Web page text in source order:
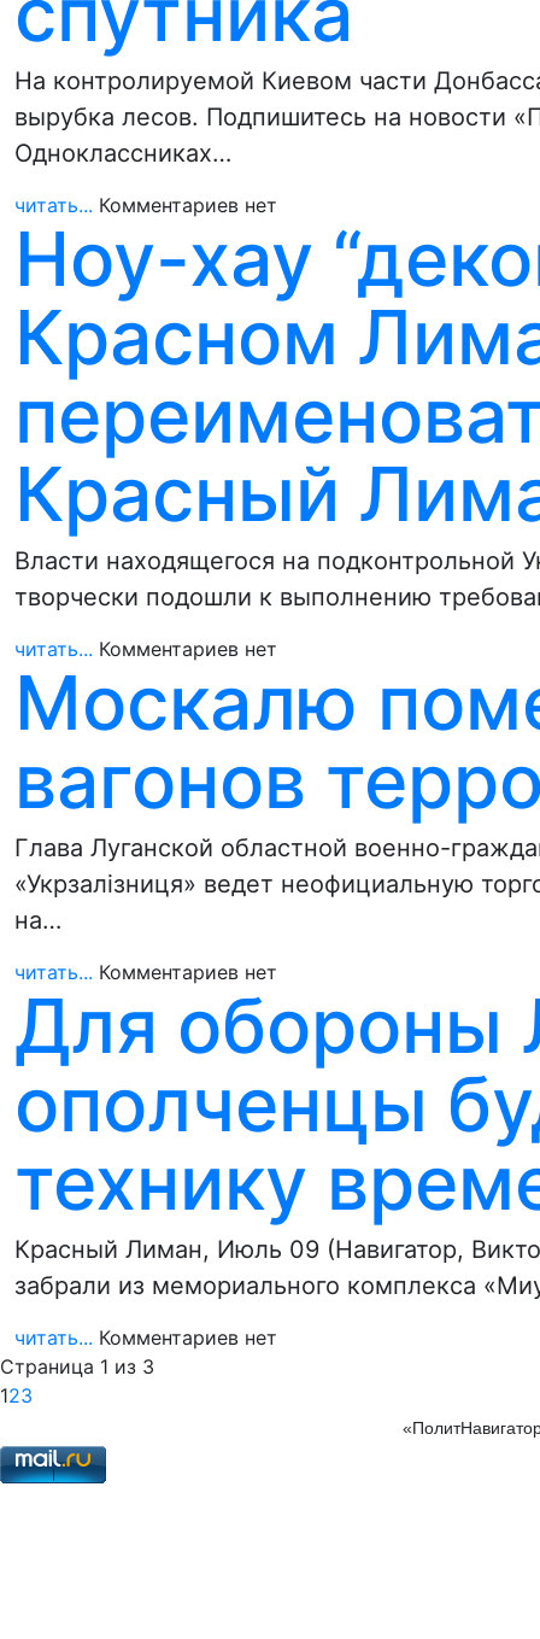
На контролируемой Киевом части
вырубка лесов. Подпишитесь на новости
Одноклассниках…
читать... Комментариев нет
Ноу-хау
Красном
Красный
Власти находящегося на подконтрольной
творчески подошли к выполнению
читать... Комментариев нет
Москалю
вагонов
Глава Луганской областной военно-
«Укрзалізниця» ведет неофициальную
на…
читать... Комментариев нет
Для обороны
ополченцы
технику
Красный Лиман, Июль 09 (Навигатор,
забрали из мемориального комплекса
читать... Комментариев нет
Страница 1 из 3
123